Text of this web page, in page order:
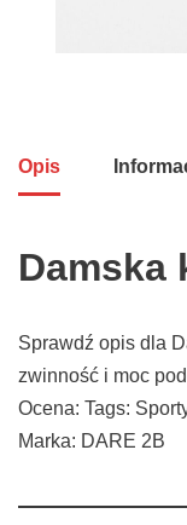
Opis
Damska
Sprawdź opis dla
zwinność i moc
Ocena: Tags:
Marka: DARE 2B